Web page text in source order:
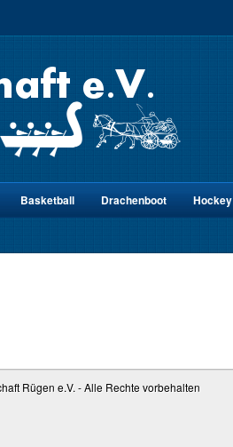
Basketball Drachenboot Hockey
Rügen e.V. - Alle Rechte vorbehalten